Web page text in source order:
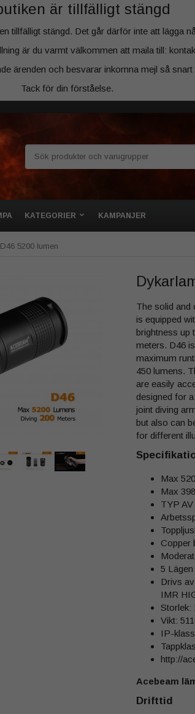
är tillfälligt stängd
tillfälligt stängd. Det går därför inte att lägga
är du varmt välkommen att maila till:
ärenden och besvarar inkomna mejl så
Tack för din förståelse.
KATEGORIER KAMPANJER
5200 lumen
The solid and
is equipped
brightness up
meters. D46
maximum
450 lumens.
are easily
designed for
joint diving
but also can
for different
Max
Max
TYP
Copper
5 Lägen
Drivs
IMR
Storlek:
Vikt:
IP-
http://
Acebeam
Drifttid